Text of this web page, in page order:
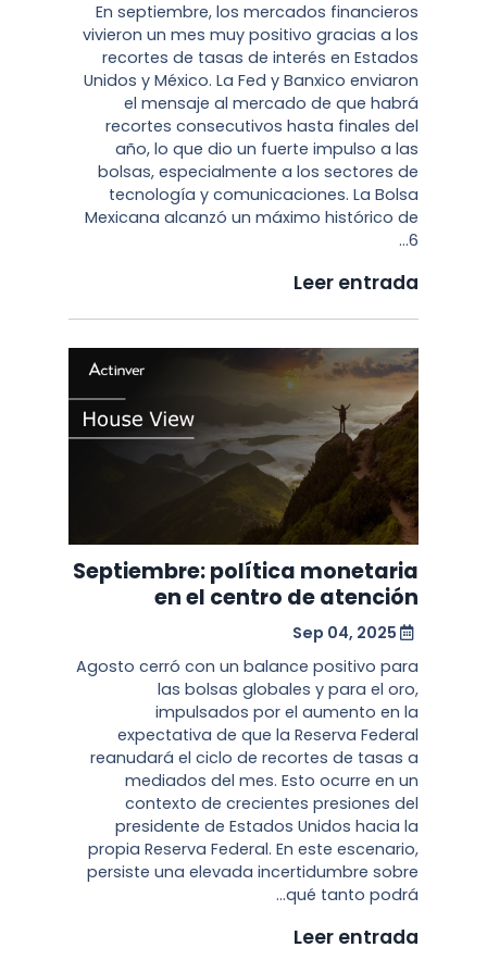
En septiembre, los mercados financieros
vivieron un mes muy positivo gracias a los
recortes de tasas de interés en Estados
Unidos y México. La Fed y Banxico enviaron
el mensaje al mercado de que habrá
recortes consecutivos hasta finales del
año, lo que dio un fuerte impulso a las
bolsas, especialmente a los sectores de
tecnología y comunicaciones. La Bolsa
Mexicana alcanzó un máximo histórico de
6...
Leer entrada
Septiembre: política monetaria
en el centro de atención
Sep 04, 2025
Agosto cerró con un balance positivo para
las bolsas globales y para el oro,
impulsados por el aumento en la
expectativa de que la Reserva Federal
reanudará el ciclo de recortes de tasas a
mediados del mes. Esto ocurre en un
contexto de crecientes presiones del
presidente de Estados Unidos hacia la
propia Reserva Federal. En este escenario,
persiste una elevada incertidumbre sobre
qué tanto podrá...
Leer entrada